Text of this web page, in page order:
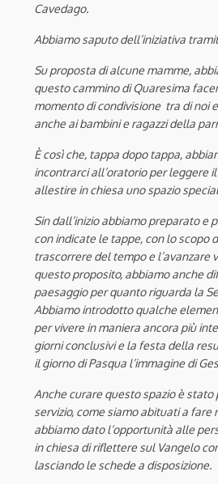
Cavedago.
Abbiamo saputo dell’iniziativa
Su proposta di alcune mamme,
questo cammino di Quaresima
momento di condivisione tra di noi
anche ai bambini e ragazzi della
È così che, tappa dopo tappa,
incontrarci all’oratorio per leggere
allestire in chiesa uno spazio
Sin dall’inizio abbiamo preparato e
con indicate le tappe, con lo scopo
trascorrere del tempo e l’avanzare
questo proposito, abbiamo anche
paesaggio per quanto riguarda la
Abbiamo introdotto qualche
per vivere in maniera ancora più
giorni conclusivi e la festa della
il giorno di Pasqua l’immagine di
Anche curare questo spazio è
servizio, come siamo abituati a fare
abbiamo dato l’opportunità alle
in chiesa di riflettere sul Vangelo
lasciando le schede a disposizione.